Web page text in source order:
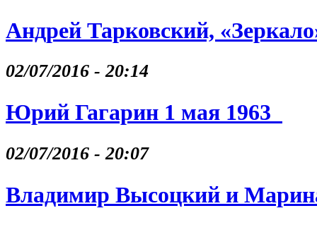
Андрей Тарковский,
02/07/2016 - 20:14
Юрий Гагарин 1 мая 1963
02/07/2016 - 20:07
Владимир Высоцкий и